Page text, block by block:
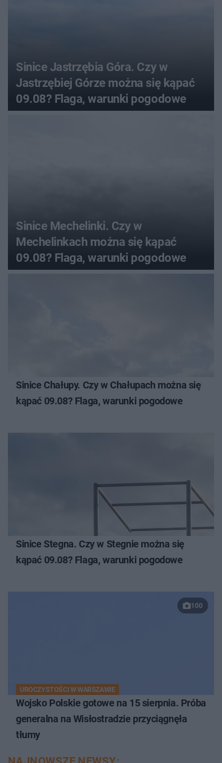
Sinice Jastrzębia Góra. Czy w
Jastrzębiej Górze można się kąpać
09.08? Flaga, warunki pogodowe
Sinice Mechelinki. Czy w
Mechelinkach można się kąpać
09.08? Flaga, warunki pogodowe
Sinice Chałupy. Czy w Chałupach można się
kąpać 09.08? Flaga, warunki pogodowe
Sinice Stegna. Czy w Stegnie można się
kąpać 09.08? Flaga, warunki pogodowe
100
UROCZYSTOŚCI W WARSZAWIE
Wojsko Polskie gotowe na 15 sierpnia. Próba
generalna na Wisłostradzie przyciągnęła
tłumy